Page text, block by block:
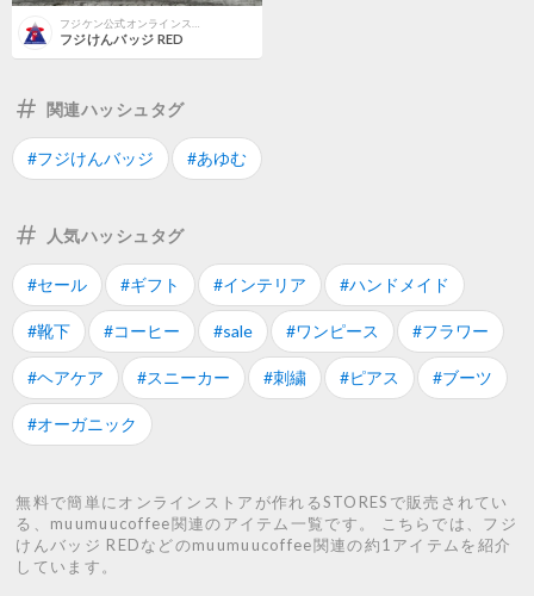
フジけんバッジ RED
関連ハッシュタグ
#フジけんバッジ #あゆむ
人気ハッシュタグ
#セール #ギフト #インテリア #ハンドメイド
#靴下 #コーヒー #sale #ワンピース #フラワー
#ヘアケア #スニーカー #刺繍 #ピアス #ブーツ
#オーガニック
無料で簡単にオンラインストアが作れるSTORESで販売されてい
る、muumuucoffee関連のアイテム一覧です。 こちらでは、フジ
けんバッジ REDなどのmuumuucoffee関連の約1アイテムを紹介
しています。